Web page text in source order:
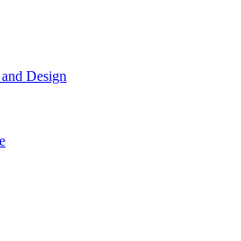
Design